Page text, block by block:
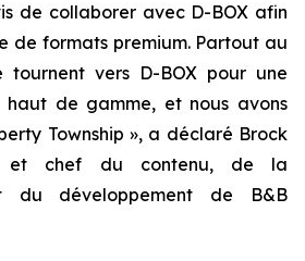
de collaborer avec D-BOX afin
de formats premium. Partout au
tournent vers D-BOX pour une
haut de gamme, et nous avons
Township », a déclaré Brock
et chef du contenu, de la
du développement de B&B